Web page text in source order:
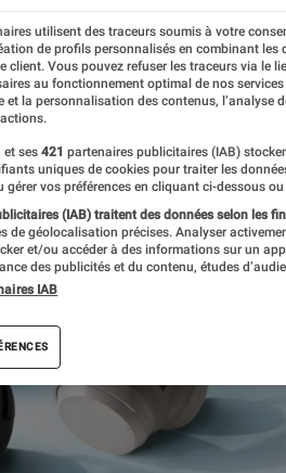
utilisent des traceurs soumis à votre
de profils personnalisés en combinant les
client. Vous pouvez refuser les traceurs via le
au fonctionnement optimal de nos
et la personnalisation des contenus, l’analyse
ses 421 partenaires publicitaires (IAB)
uniques de cookies pour traiter les
gérer vos préférences en cliquant ci-dessous
(IAB) traitent des données selon les
de géolocalisation précises. Analyser
et/ou accéder à des informations sur un
des publicités et du contenu, études
IAB